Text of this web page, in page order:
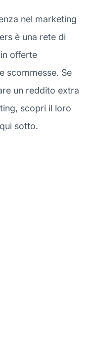
nel marketing
è una rete di
offerte
scommesse. Se
un reddito extra
scopri il loro
sotto.